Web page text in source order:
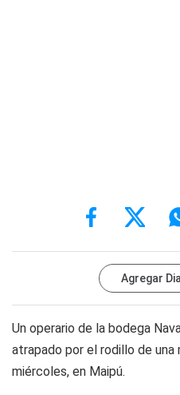
Agregar
Un operario de la bodega
atrapado por el rodillo de una
miércoles, en Maipú.